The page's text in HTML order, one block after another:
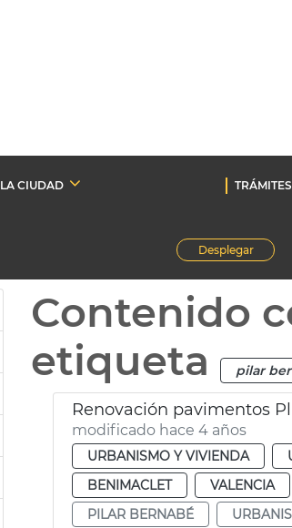
LA CIUDAD TRÁMITES
Desplegar
Contenido
etiqueta
pilar
Renovación pavimentos
modificado hace 4 años
URBANISMO Y VIVIENDA
BENIMACLET
VALENCIA
PILAR BERNABÉ